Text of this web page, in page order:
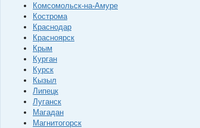
Комсомольск-на-Амуре
Кострома
Краснодар
Красноярск
Крым
Курган
Курск
Кызыл
Липецк
Луганск
Магадан
Магнитогорск